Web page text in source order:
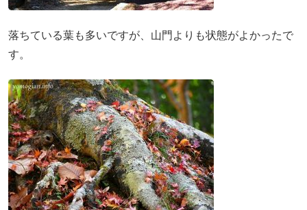
落ちている葉も多いですが、山門よりも状態がよかったで
す。